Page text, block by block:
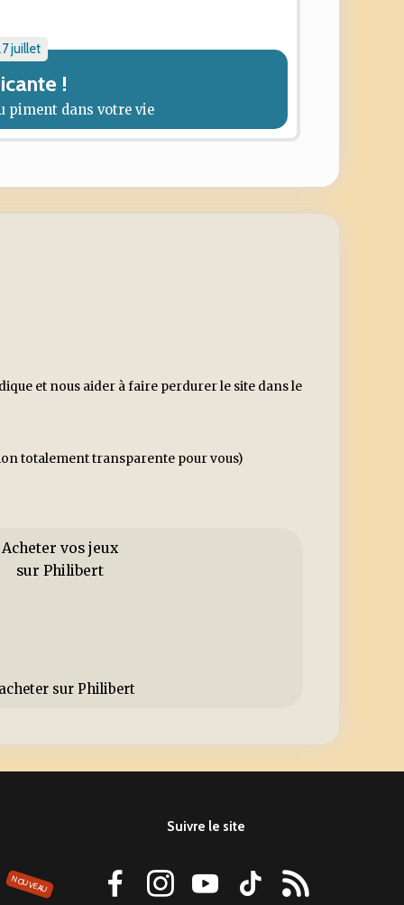
juillet
!
piment dans votre vie
et nous aider à faire perdurer le site dans le
totalement transparente pour vous)
Acheter vos jeux
sur Philibert
NOUVEAU
Suivre le site